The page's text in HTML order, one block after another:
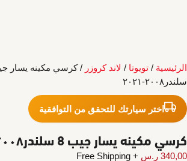
الرئيسية / تويوتا / لاند كروزر
سلندر٢٠٠٨-٢٠٢١
اختر سيارتك للتحقق من التوافقية
كرسي مكينه يسار جيب 8 سلندر٢٠٠٨-٢٠٢١
340,00 ر.س + Free Shipping